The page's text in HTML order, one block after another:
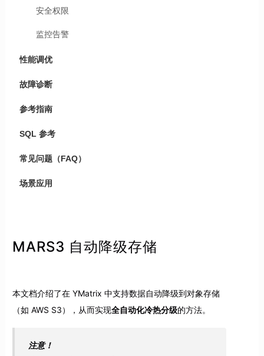
安全权限
监控告警
性能调优
故障诊断
参考指南
SQL 参考
常见问题（FAQ）
场景应用
MARS3 自动降级存储
本文档介绍了在 YMatrix 中支持数据自动降级到对象存储
（如 AWS S3），从而实现全自动化冷热分级的方法。
注意！